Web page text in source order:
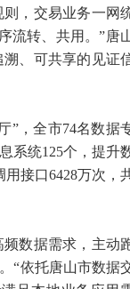
，交易业务一网
流转、共用。”唐
、可共享的见证
”，全市74名数据
系统125个，提升
接口6428万次，
数据需求，主动
“依托唐山市数据